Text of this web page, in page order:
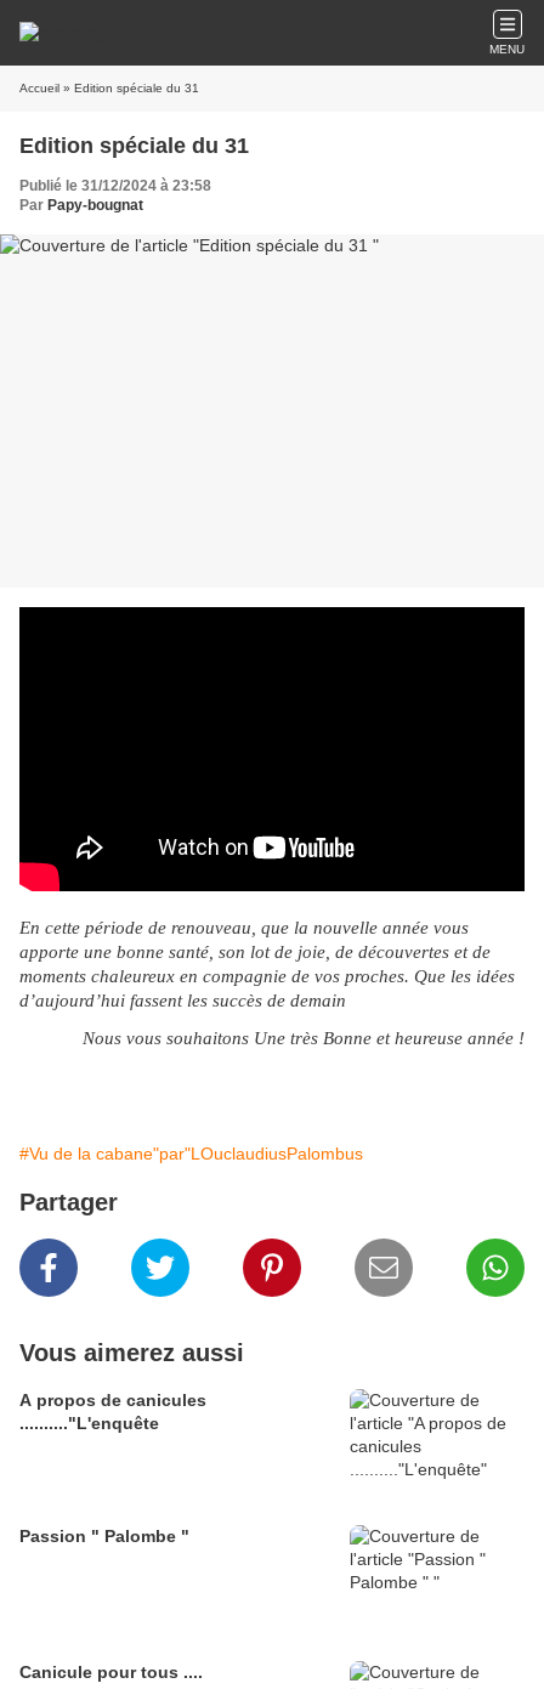
MENU
Accueil » Edition spéciale du 31
Edition spéciale du 31
Publié le 31/12/2024 à 23:58
Par Papy-bougnat
En cette période de renouveau, que la nouvelle année vous
apporte une bonne santé, son lot de joie, de découvertes et de
moments chaleureux en compagnie de vos proches. Que les idées
d’aujourd’hui fassent les succès de demain
Nous vous souhaitons Une très Bonne et heureuse année !
#Vu de la cabane"par"LOuclaudiusPalombus
Partager
Vous aimerez aussi
A propos de canicules
.........."L'enquête
Passion " Palombe "
Canicule pour tous ....